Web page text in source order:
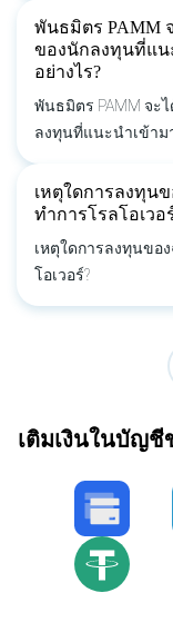
พันธมิตร PAMM
ของนักลงทุนที่แน
อย่างไร?
พันธมิตร PAMM จ
ลงทุนที่แนะนำเข้าม
เหตุใดการลงทุน
ทำการโรลโอเวอ
เหตุใดการลงทุนขอ
โอเวอร์?
เติมเงินในบัญ